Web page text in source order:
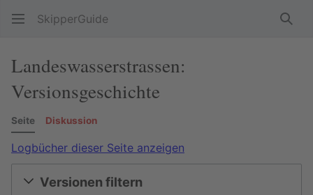
SkipperGuide
Landeswasserstrassen:
Versionsgeschichte
Seite Diskussion
Logbücher dieser Seite anzeigen
Versionen filtern